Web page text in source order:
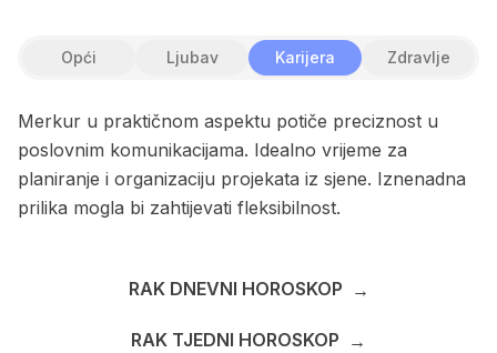
Opći Ljubav Karijera Zdravlje
Merkur u praktičnom aspektu potiče preciznost u
poslovnim komunikacijama. Idealno vrijeme za
planiranje i organizaciju projekata iz sjene. Iznenadna
prilika mogla bi zahtijevati fleksibilnost.
RAK DNEVNI HOROSKOP →
RAK TJEDNI HOROSKOP →